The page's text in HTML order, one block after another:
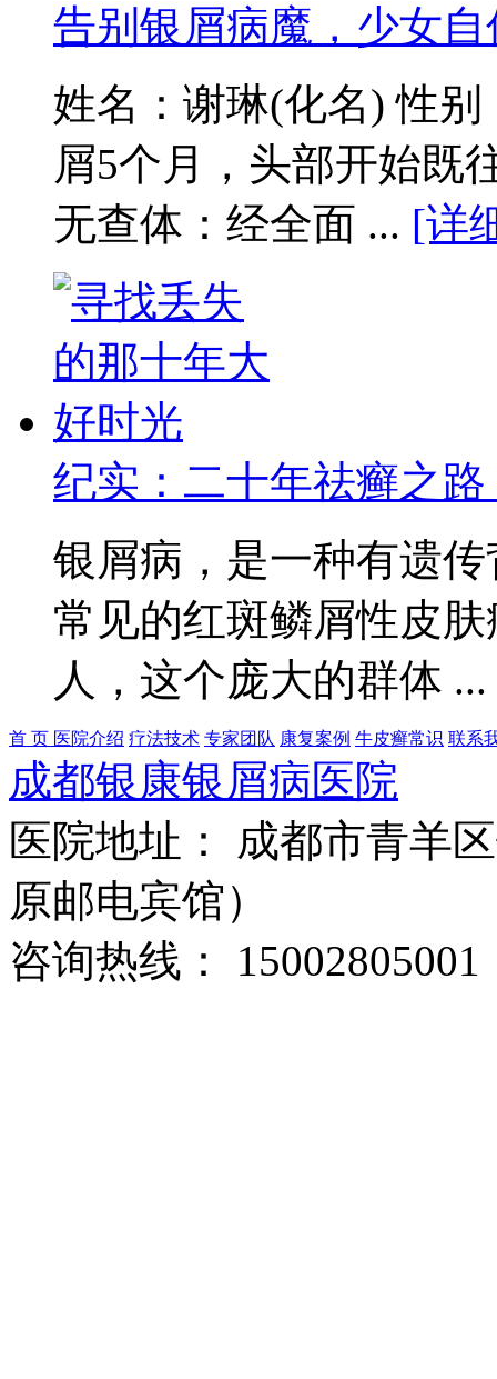
告别银屑病魔，少女
姓名：谢琳(化名) 性
屑5个月，头部开始既
无查体：经全面 ... [详
纪实：二十年祛癣之
银屑病，是一种有遗
常见的红斑鳞屑性皮
人，这个庞大的群体 ...
首 页 医院介绍 疗法技术 专家团队 康复案例 牛皮癣常识 联系
成都银康银屑病医院
医院地址： 成都市青羊
原邮电宾馆）
咨询热线： 15002805001